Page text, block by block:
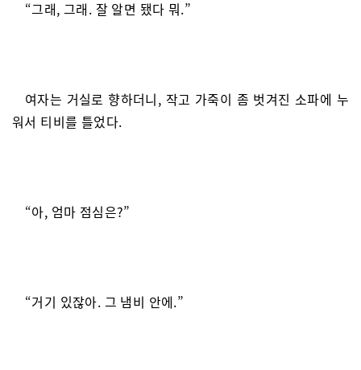
“그래, 그래. 잘 알면 됐다 뭐.”
여자는 거실로 향하더니, 작고 가죽이 좀 벗겨진 소파에 누
워서 티비를 틀었다.
“아, 엄마 점심은?”
“거기 있잖아. 그 냄비 안에.”